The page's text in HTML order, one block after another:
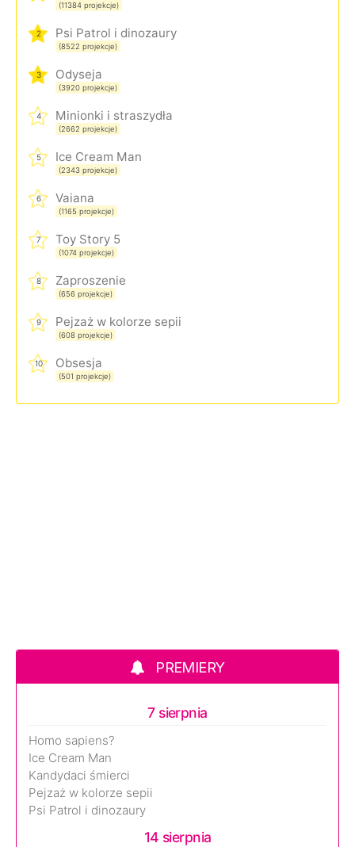
(11384 projekcje)
2 Psi Patrol i dinozaury
(8522 projekcje)
3 Odyseja
(3920 projekcje)
4 Minionki i straszydła
(2662 projekcje)
5 Ice Cream Man
(2343 projekcje)
6 Vaiana
(1165 projekcje)
7 Toy Story 5
(1074 projekcje)
8 Zaproszenie
(656 projekcje)
9 Pejzaż w kolorze sepii
(608 projekcje)
10 Obsesja
(501 projekcje)
PREMIERY
7 sierpnia
Homo sapiens?
Ice Cream Man
Kandydaci śmierci
Pejzaż w kolorze sepii
Psi Patrol i dinozaury
14 sierpnia